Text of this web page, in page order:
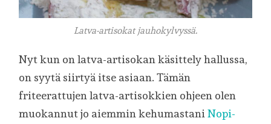
Latva-artisokat jauhokylvyssä.
Nyt kun on latva-artisokan käsittely hallussa,
on syytä siirtyä itse asiaan. Tämän
friteerattujen latva-artisokkien ohjeen olen
muokannut jo aiemmin kehumastaniNopi-